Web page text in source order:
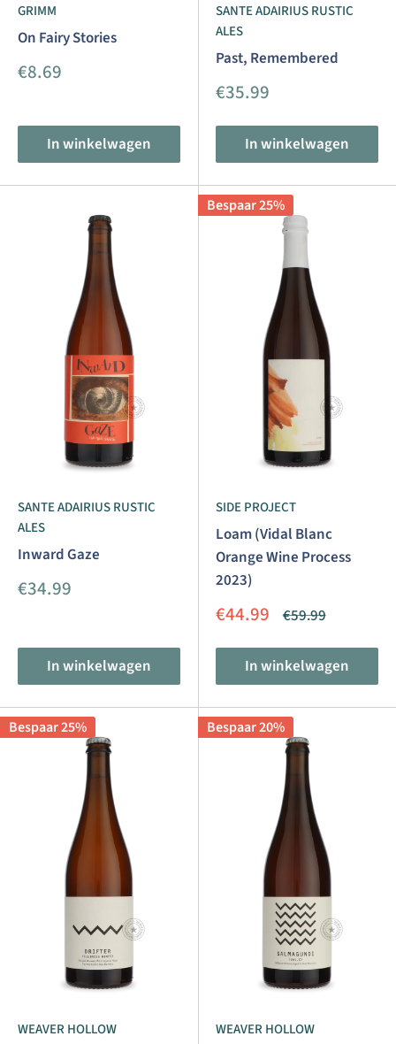
GRIMM
On Fairy Stories
Aanbiedingsprijs
€8.69
In winkelwagen
SANTE ADAIRIUS RUSTIC
ALES
Past, Remembered
Aanbiedingsprijs
€35.99
In winkelwagen
SANTE ADAIRIUS RUSTIC
ALES
Inward Gaze
Aanbiedingsprijs
€34.99
In winkelwagen
Bespaar 25%
SIDE PROJECT
Loam (Vidal Blanc
Orange Wine Process
2023)
Aanbiedingsprijs
€44.99 Normale
€59.99
In winkelwagen
Bespaar 25%
WEAVER HOLLOW
Bespaar 20%
WEAVER HOLLOW